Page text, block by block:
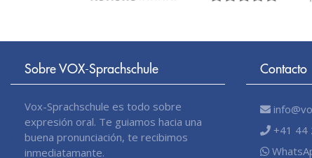
Sobre VOX-Sprachschule
Vox-Sprachschule es todo sobre
expresión oral. Te guiamos hacia una
buena pronunciación, te recibimos
inmediatamante.
Contacto
+41 44